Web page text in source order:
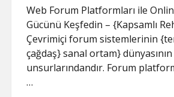
Web Forum Platformları ile
Gücünü Keşfedin – {Kapsamlı
Çevrimiçi forum sistemlerinin
çağdaş} sanal ortam}
unsurlarındandır. Forum
…